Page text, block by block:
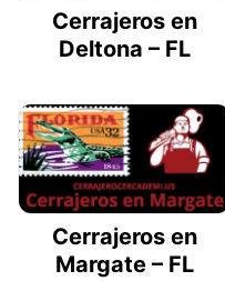
Cerrajeros en
Deltona – FL
Cerrajeros en
Margate – FL